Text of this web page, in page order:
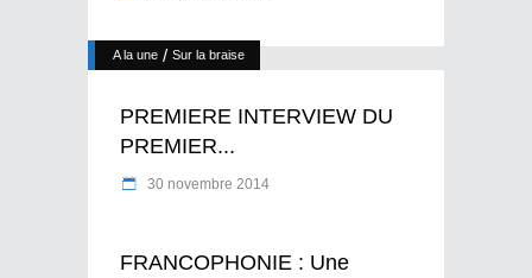
A la une / Sur la braise
PREMIERE INTERVIEW DU
PREMIER...
30 novembre 2014
FRANCOPHONIE : Une